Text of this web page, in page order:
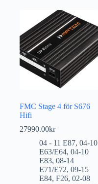
FMC Stage 4 för S676
Hifi
27990.00kr
04 - 11 E87, 04-10
E63/E64, 04-10
E83, 08-14
E71/E72, 09-15
E84, F26, 02-08